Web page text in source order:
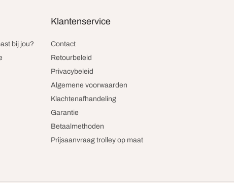
bij jou?
Klantenservice
Contact
Retourbeleid
Privacybeleid
Algemene voorwaarden
Klachtenafhandeling
Garantie
Betaalmethoden
Prijsaanvraag trolley op maat